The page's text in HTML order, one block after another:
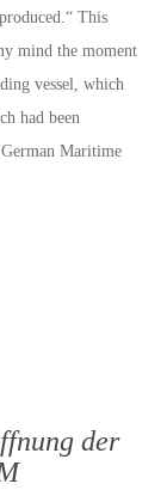
This
mind the moment
vessel, which
had been
Maritime
der